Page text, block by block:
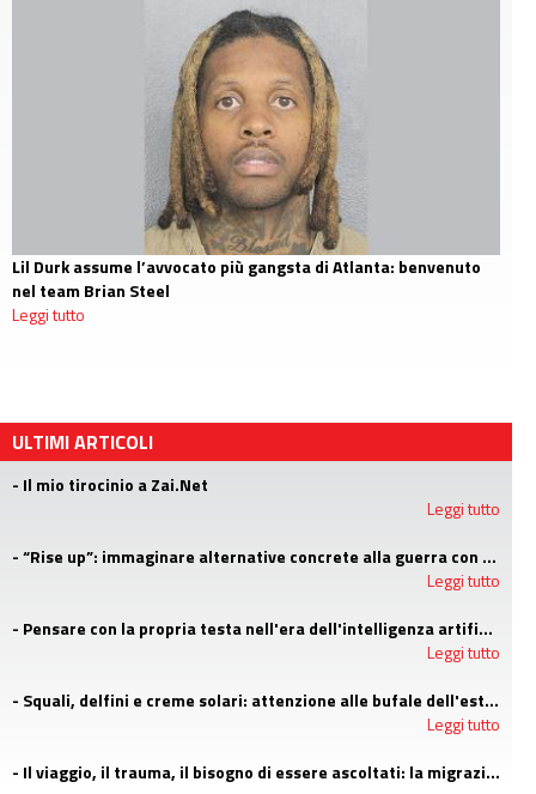
Lil Durk assume l’avvocato più gangsta di Atlanta: benvenuto
nel team Brian Steel
Leggi tutto
ULTIMI ARTICOLI
- Il mio tirocinio a Zai.Net
Leggi tutto
- “Rise up”: immaginare alternative concrete alla guerra con i campi estivi di Emergency
Leggi tutto
- Pensare con la propria testa nell'era dell'intelligenza artificiale
Leggi tutto
- Squali, delfini e creme solari: attenzione alle bufale dell'estate
Leggi tutto
- Il viaggio, il trauma, il bisogno di essere ascoltati: la migrazione agli occhi di uno psicologo di LGNET